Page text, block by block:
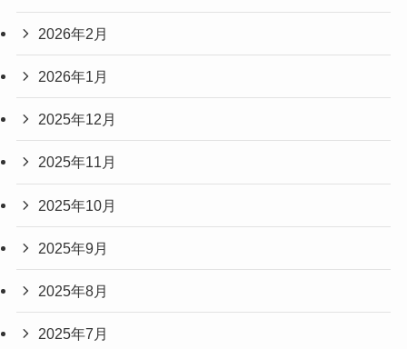
2026年2月
2026年1月
2025年12月
2025年11月
2025年10月
2025年9月
2025年8月
2025年7月